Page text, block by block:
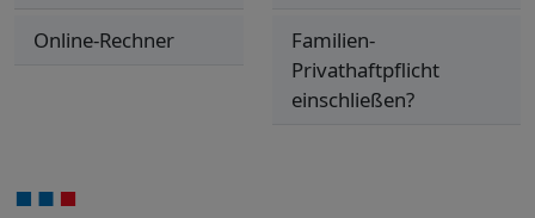
Online-Rechner
Familien-
Privathaftpflicht
einschließen?